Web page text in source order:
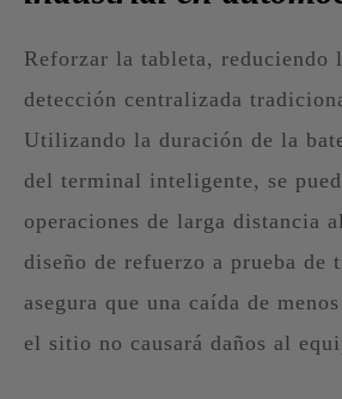
Reforzar la tableta,
detección centralizada
Utilizando la duración de la
del terminal inteligente, se
operaciones de larga distancia
diseño de refuerzo a prueba de
asegura que una caída de
el sitio no causará daños al